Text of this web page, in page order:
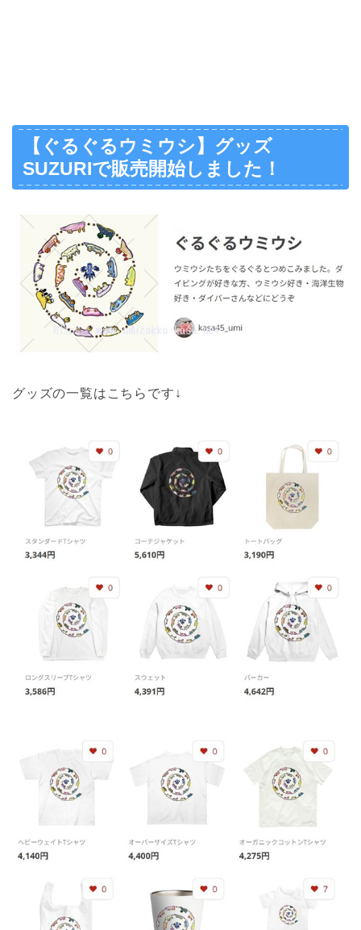
【ぐるぐるウミウシ】グッズ
SUZURIで販売開始しました！
グッズの一覧はこちらです↓